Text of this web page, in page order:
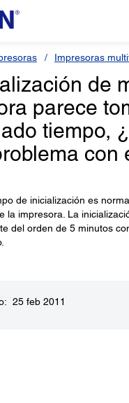
Impresoras
de
parece
tiempo,
con
de inicialización es
la impresora. La
del orden de 5 minutos
25 feb 2011